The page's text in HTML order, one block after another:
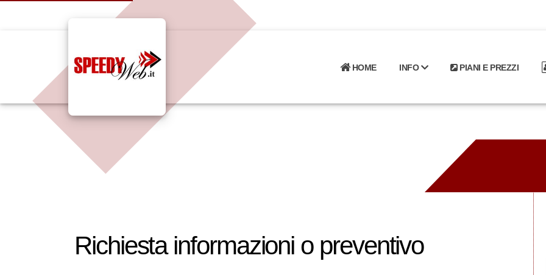
HOME INFO PIANI E PREZZI
Richiesta informazioni o preventivo